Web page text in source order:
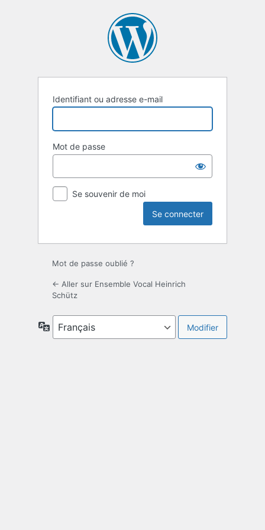
Identifiant ou adresse e-mail
Mot de passe
Se souvenir de moi
Mot de passe oublié ?
← Aller sur Ensemble Vocal Heinrich
Schütz
Langue